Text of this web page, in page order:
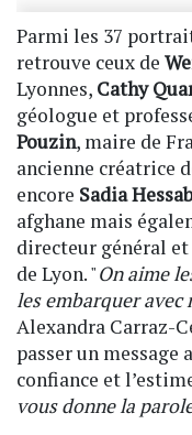
Parmi les 37
retrouve ceux de
Lyonnes, Cathy
géologue et
Pouzin, maire de
ancienne créatrice
encore Sadia
afghane mais
directeur général
de Lyon. "On aime
les embarquer avec
Alexandra Carraz-
passer un message
confiance et
vous donne la